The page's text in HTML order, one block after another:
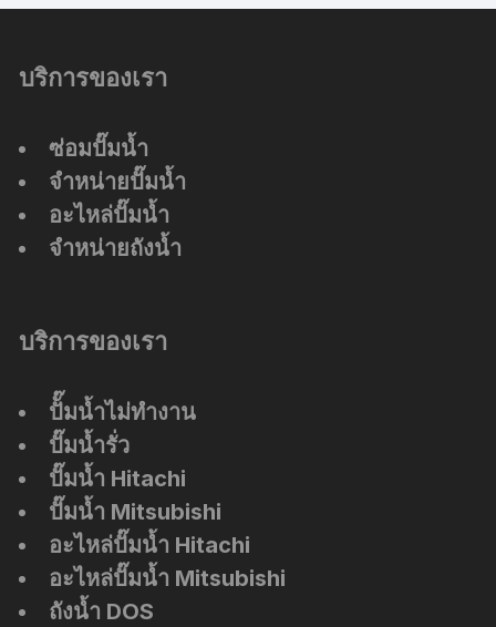
บริการของเรา
ซ่อมปั๊มน้ำ
จำหน่ายปั๊มน้ำ
อะไหล่ปั๊มน้ำ
จำหน่ายถังน้ำ
บริการของเรา
ปัั๊มน้ำไม่ทำงาน
ปั๊มน้ำรั่ว
ปั๊มน้ำ Hitachi
ปั๊มน้ำ Mitsubishi
อะไหล่ปั๊มน้ำ Hitachi
อะไหล่ปั๊มน้ำ Mitsubishi
ถังน้ำ DOS